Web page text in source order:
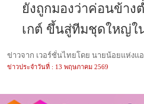
ยังถูกมองว่าค่อนข้าง
เกต์ ขึ้นสู่ทีมชุดใหญ่ใ
ข่าวจาก เวอร์ชั่นไทยโดย นายน้อยแห่งแ
ข่าวประจำวันที่ : 13 พฤษภาคม 2569